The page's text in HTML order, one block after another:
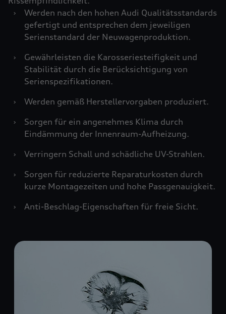
›
Werden nach den hohen Audi Qualitätsstandards
gefertigt und entsprechen dem jeweiligen
Serienstandard der Neuwagenproduktion.
›
Gewährleisten die Karosseriesteifigkeit und
Stabilität durch die Berücksichtigung von
Serienspezifikationen.
›
Werden gemäß Herstellervorgaben produziert.
›
Sorgen für ein angenehmes Klima durch
Eindämmung der Innenraum-Aufheizung.
›
Verringern Schall und schädliche UV-Strahlen.
›
Sorgen für reduzierte Reparaturkosten durch
kurze Montagezeiten und hohe Passgenauigkeit.
›
Anti-Beschlag-Eigenschaften für freie Sicht.